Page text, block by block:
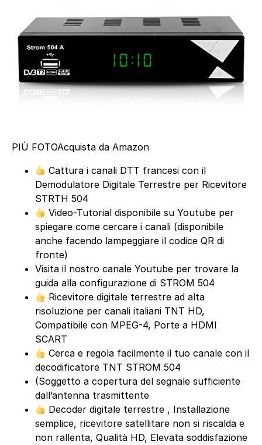
PIÙ FOTOAcquista da Amazon
Cattura i canali DTT francesi con il
Demodulatore Digitale Terrestre per Ricevitore
STRTH 504
Video-Tutorial disponibile su Youtube per
spiegare come cercare i canali (disponibile
anche facendo lampeggiare il codice QR di
fronte)
Visita il nostro canale Youtube per trovare la
guida alla configurazione di STROM 504
Ricevitore digitale terrestre ad alta
risoluzione per canali italiani TNT HD,
Compatibile con MPEG-4, Porte a HDMI
SCART
Cerca e regola facilmente il tuo canale con il
decodificatore TNT STROM 504
(Soggetto a copertura del segnale sufficiente
dall’antenna trasmittente
Decoder digitale terrestre , Installazione
semplice, ricevitore satellitare non si riscalda e
non rallenta, Qualità HD, Elevata soddisfazione